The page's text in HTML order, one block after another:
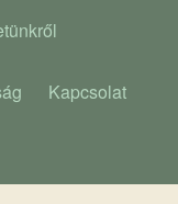
Kapcsolat